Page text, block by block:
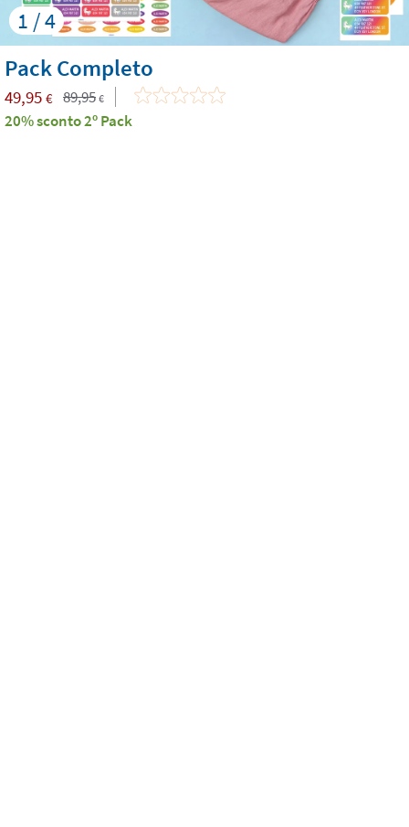
1 / 4
Pack Completo
49,95 € 89,95 €
20% sconto 2º Pack